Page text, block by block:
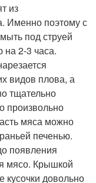
из
Именно поэтому с
под струей
на 2-3 часа.
видов плова, а
тщательно
произвольно
мяса можно
печенью.
появления
мясо. Крышкой
кусочки довольно